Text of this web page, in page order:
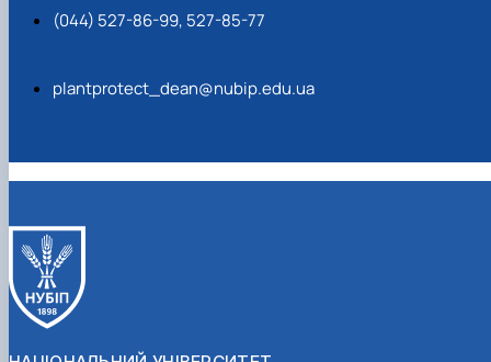
(044) 527-86-99, 527-85-77
plantprotect_dean@nubip.edu.ua